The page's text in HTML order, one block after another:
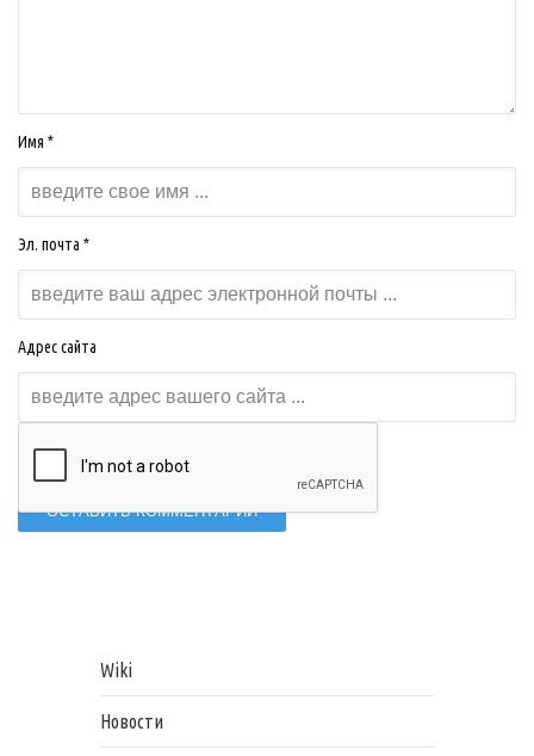
Имя *
Эл. почта *
Адрес сайта
Wiki
Новости